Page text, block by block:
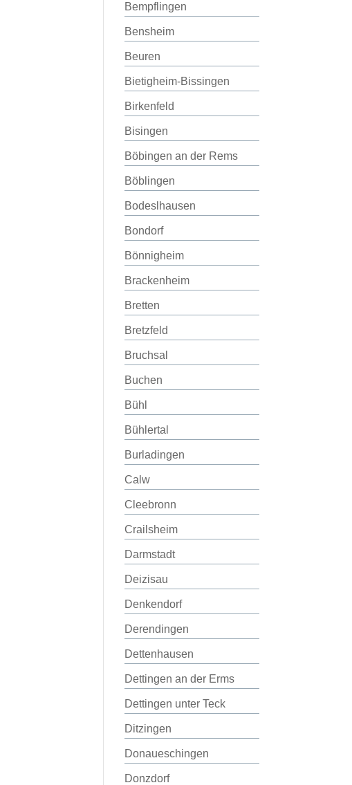
Bempflingen
Bensheim
Beuren
Bietigheim-Bissingen
Birkenfeld
Bisingen
Böbingen an der Rems
Böblingen
Bodeslhausen
Bondorf
Bönnigheim
Brackenheim
Bretten
Bretzfeld
Bruchsal
Buchen
Bühl
Bühlertal
Burladingen
Calw
Cleebronn
Crailsheim
Darmstadt
Deizisau
Denkendorf
Derendingen
Dettenhausen
Dettingen an der Erms
Dettingen unter Teck
Ditzingen
Donaueschingen
Donzdorf